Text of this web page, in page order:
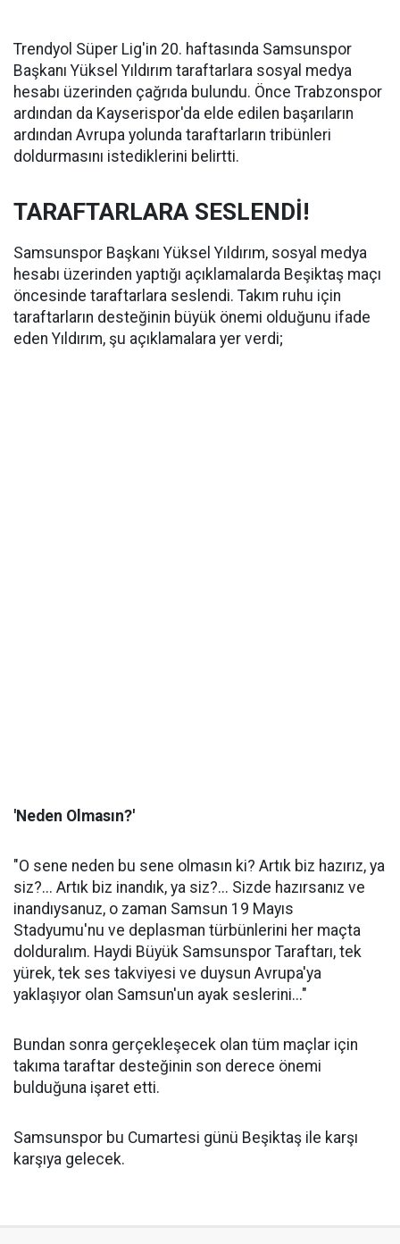
Trendyol Süper Lig'in 20. haftasında Samsunspor
Başkanı Yüksel Yıldırım taraftarlara sosyal medya
hesabı üzerinden çağrıda bulundu. Önce Trabzonspor
ardından da Kayserispor'da elde edilen başarıların
ardından Avrupa yolunda taraftarların tribünleri
doldurmasını istediklerini belirtti.
TARAFTARLARA SESLENDİ!
Samsunspor Başkanı Yüksel Yıldırım, sosyal medya
hesabı üzerinden yaptığı açıklamalarda Beşiktaş maçı
öncesinde taraftarlara seslendi. Takım ruhu için
taraftarların desteğinin büyük önemi olduğunu ifade
eden Yıldırım, şu açıklamalara yer verdi;
'Neden Olmasın?'
"O sene neden bu sene olmasın ki? Artık biz hazırız, ya
siz?... Artık biz inandık, ya siz?... Sizde hazırsanız ve
inandıysanuz, o zaman Samsun 19 Mayıs
Stadyumu'nu ve deplasman türbünlerini her maçta
dolduralım. Haydi Büyük Samsunspor Taraftarı, tek
yürek, tek ses takviyesi ve duysun Avrupa'ya
yaklaşıyor olan Samsun'un ayak seslerini..."
Bundan sonra gerçekleşecek olan tüm maçlar için
takıma taraftar desteğinin son derece önemi
bulduğuna işaret etti.
Samsunspor bu Cumartesi günü Beşiktaş ile karşı
karşıya gelecek.